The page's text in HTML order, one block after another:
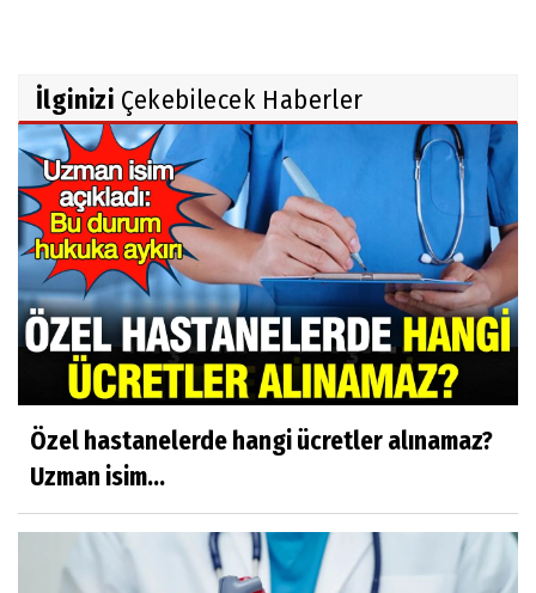
İlginizi Çekebilecek Haberler
Özel hastanelerde hangi ücretler alınamaz?
Uzman isim...